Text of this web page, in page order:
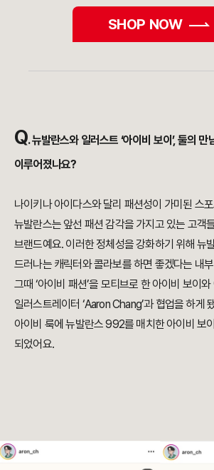
SHOP NOW
Q.뉴발란스와 일러스트 ‘아이비 보이’,둘의 만
이루어졌나요?
나이키나 아이다스와 달리 패션성이 가미된 스
뉴발란스는 앞선 패션 감각을 가지고 있는 고객
브랜드예요. 이러한 정체성을 강화하기 위해 뉴
드러나는 캐릭터와 콜라보를 하면 좋겠다는 내
그때 ‘아이비 패션’을 모티브로 한 아이비 보이
일러스트레이터 ‘Aaron Chang’과 협업을 하게
아이비 룩에 뉴발란스 992를 매치한 아이비 보
되었어요.